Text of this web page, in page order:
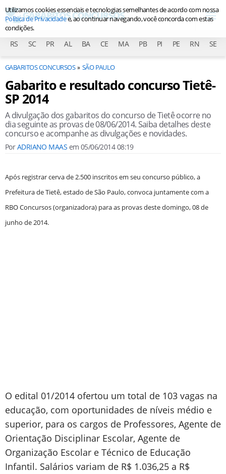
RS SC PR AL BA CE MA PB PI PE RN SE
GABARITOS CONCURSOS SÃO PAULO
Gabarito e resultado concurso Tietê-
SP 2014
A divulgação dos gabaritos do concurso de Tietê ocorre no
dia seguinte as provas de 08/06/2014. Saiba detalhes deste
concurso e acompanhe as divulgações e novidades.
PorADRIANO MAAS em 05/06/2014 08:19
Após registrar cerva de 2.500 inscritos em seu concurso público, a
Prefeitura de Tietê, estado de São Paulo, convoca juntamente com a
RBO Concursos (organizadora) para as provas deste domingo, 08 de
junho de 2014.
O edital 01/2014 ofertou um total de 103 vagas na
educação, com oportunidades de níveis médio e
superior, para os cargos de Professores, Agente de
Orientação Disciplinar Escolar, Agente de
Organização Escolar e Técnico de Educação
Infantil. Salários variam de R$ 1.036,25 a R$
Utilizamos cookies essenciais e tecnologias semelhantes de acordo com nossa
Política de Privacidadee, ao continuar navegando, você concorda com estas
condições.